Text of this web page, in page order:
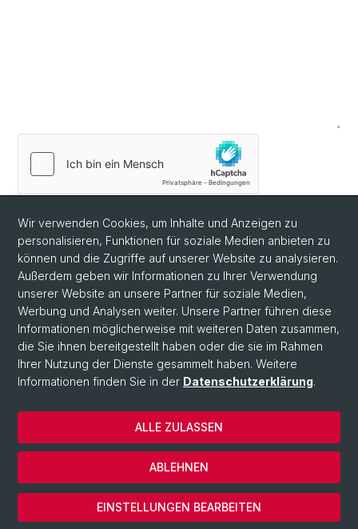
Mit *gekennzeichnete Felder sind Pflichtfelder. Senden
© Universität Basel
Wir verwenden Cookies, um Inhalte und Anzeigen zu
personalisieren, Funktionen für soziale Medien anbieten zu
können und die Zugriffe auf unserer Website zu analysieren.
Außerdem geben wir Informationen zu Ihrer Verwendung
unserer Website an unsere Partner für soziale Medien,
Werbung und Analysen weiter. Unsere Partner führen diese
Informationen möglicherweise mit weiteren Daten zusammen,
die Sie ihnen bereitgestellt haben oder die sie im Rahmen
Ihrer Nutzung der Dienste gesammelt haben. Weitere
Informationen finden Sie in der Datenschutzerklärung.
EINSTELLUNGEN BEARBEITEN
ABLEHNEN
ALLE ZULASSEN